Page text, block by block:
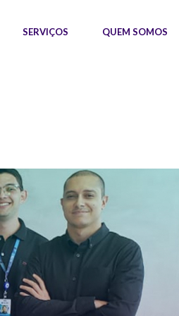
SERVIÇOS QUEM SOMOS